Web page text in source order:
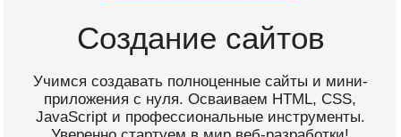
приложения с нуля. Осваиваем HTML, CSS,
JavaScript и профессиональные инструменты.
Уверенно стартуем в мир веб-разработки!